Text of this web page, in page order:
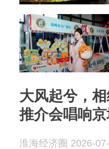
大风起兮，
推介会唱响
淮海经济圈 2026-